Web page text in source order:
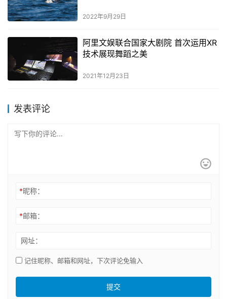
2022年9月29日
阿里文娱联合国家大剧院 首次运用XR
技术展现舞蹈之美
2021年12月23日
发表评论
*昵称：
*邮箱：
网址：
记住昵称、邮箱和网址，下次评论免输入
提交